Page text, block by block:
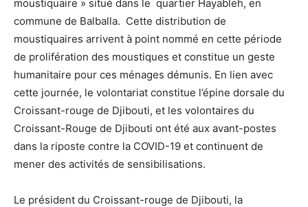
moustiquaire » situé dans le quartier Hayableh, en
commune de Balballa. Cette distribution de
moustiquaires arrivent à point nommé en cette période
de prolifération des moustiques et constitue un geste
humanitaire pour ces ménages démunis. En lien avec
cette journée, le volontariat constitue l’épine dorsale du
Croissant-rouge de Djibouti, et les volontaires du
Croissant-Rouge de Djibouti ont été aux avant-postes
dans la riposte contre la COVID-19 et continuent de
mener des activités de sensibilisations.
Le président du Croissant-rouge de Djibouti, la